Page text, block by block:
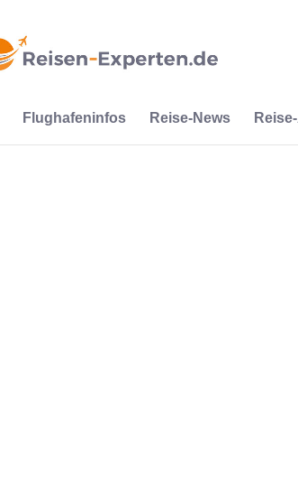
Flughafeninfos Reise-News